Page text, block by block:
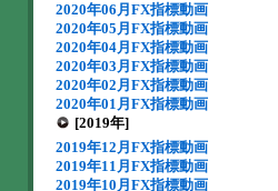
2020年06月FX指標動画
2020年05月FX指標動画
2020年04月FX指標動画
2020年03月FX指標動画
2020年02月FX指標動画
2020年01月FX指標動画
[2019年]
2019年12月FX指標動画
2019年11月FX指標動画
2019年10月FX指標動画